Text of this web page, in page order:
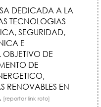
DEDICADA A LA
TECNOLOGIAS
SEGURIDAD,
E
DE
DE
RENOVABLES EN
[reportar link roto]